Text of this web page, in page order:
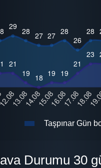
Taşpınar Gün
Hava Durumu 30